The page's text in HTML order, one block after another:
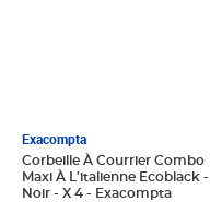
Exacompta
Corbeille À Courrier Combo
Maxi À L'italienne Ecoblack -
Noir - X 4 - Exacompta